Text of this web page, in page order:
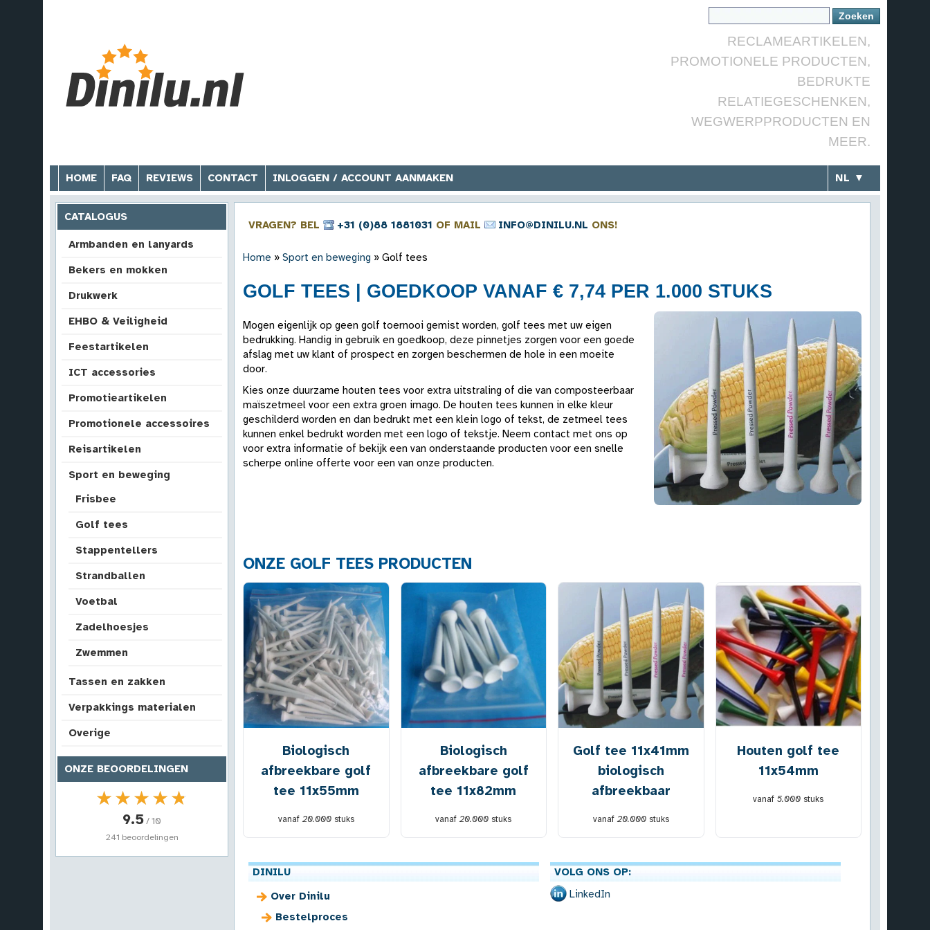
RECLAMEARTIKELEN,
PROMOTIONELE PRODUCTEN,
BEDRUKTE
RELATIEGESCHENKEN,
WEGWERPPRODUCTEN EN
MEER.
HOME FAQ REVIEWS CONTACT INLOGGEN / ACCOUNT AANMAKEN NL ▼
CATALOGUS
Armbanden en lanyards
Bekers en mokken
Drukwerk
EHBO & Veiligheid
Feestartikelen
ICT accessories
Promotieartikelen
Promotionele accessoires
Reisartikelen
Sport en beweging
Frisbee
Golf tees
Stappentellers
Strandballen
Voetbal
Zadelhoesjes
Zwemmen
Tassen en zakken
Verpakkings materialen
Overige
ONZE BEOORDELINGEN
★★★★★
★★★★★
9.5/ 10
241 beoordelingen
VRAGEN? BEL +31 (0)88 1881031 OF MAIL INFO@DINILU.NL ONS!
Home » Sport en beweging » Golf tees
GOLF TEES | GOEDKOOP VANAF € 7,74 PER 1.000 STUKS
Mogen eigenlijk op geen golf toernooi gemist worden, golf tees met uw eigen
bedrukking. Handig in gebruik en goedkoop, deze pinnetjes zorgen voor een goede
afslag met uw klant of prospect en zorgen beschermen de hole in een moeite
door.
Kies onze duurzame houten tees voor extra uitstraling of die van composteerbaar
maïszetmeel voor een extra groen imago. De houten tees kunnen in elke kleur
geschilderd worden en dan bedrukt met een klein logo of tekst, de zetmeel tees
kunnen enkel bedrukt worden met een logo of tekstje. Neem contact met ons op
voor extra informatie of bekijk een van onderstaande producten voor een snelle
scherpe online offerte voor een van onze producten.
ONZE GOLF TEES PRODUCTEN
Biologisch
afbreekbare golf
tee 11x55mm
vanaf20.000stuks
Biologisch
afbreekbare golf
tee 11x82mm
vanaf20.000 stuks
Golf tee 11x41mm
biologisch
afbreekbaar
vanaf20.000stuks
Houten golf tee
11x54mm
vanaf5.000 stuks
DINILU
Over Dinilu
Bestelproces
VOLG ONS OP:
LinkedIn